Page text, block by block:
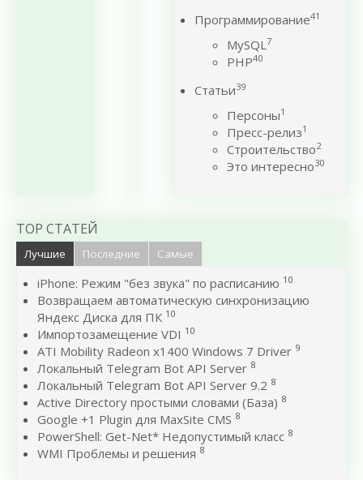
Программирование41
MySQL7
PHP40
Статьи39
Персоны1
Пресс-релиз1
Строительство2
Это интересно30
TOP СТАТЕЙ
Лучшие Последние Самые
iPhone: Режим "без звука" по расписанию 10
Возвращаем автоматическую синхронизацию
Яндекс Диска для ПК 10
Импортозамещение VDI 10
ATI Mobility Radeon x1400 Windows 7 Driver 9
Локальный Telegram Bot API Server 8
Локальный Telegram Bot API Server 9.2 8
Active Directory простыми словами (База) 8
Google +1 Plugin для MaxSite CMS 8
PowerShell: Get-Net* Недопустимый класс 8
WMI Проблемы и решения 8